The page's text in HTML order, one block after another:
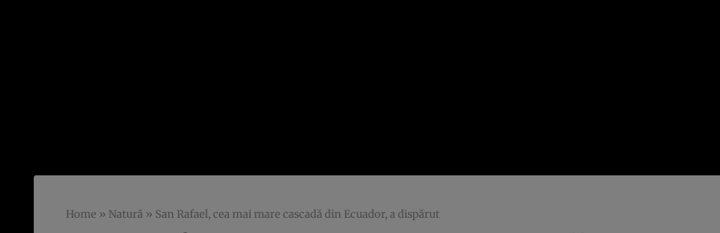
Home » Natură » San Rafael, cea mai mare cascadă din Ecuador, a dispărut